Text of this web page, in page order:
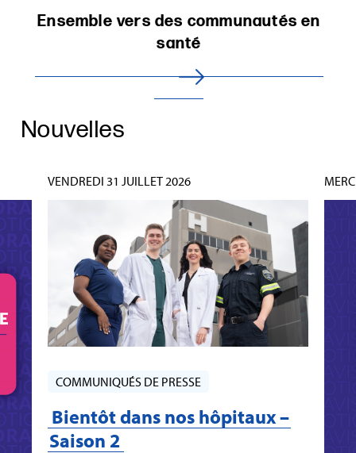
Ensemble vers des communautés en
santé
Nouvelles
VENDREDI 31 JUILLET 2026
COMMUNIQUÉS DE PRESSE
Bientôt dans nos hôpitaux –
Saison 2